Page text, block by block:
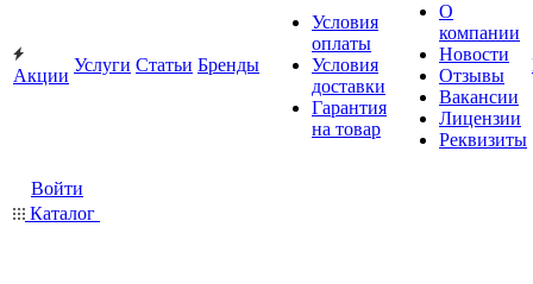
Акции
Услуги Статьи Бренды
Условия
оплаты
Условия
доставки
Гарантия
на товар
О
компании
Новости
Отзывы
Вакансии
Лицензии
Реквизиты
Войти
Каталог